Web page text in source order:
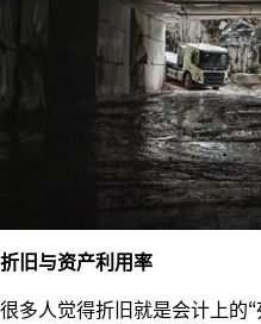
折旧与资产利用率
很多人觉得折旧就是会计上的